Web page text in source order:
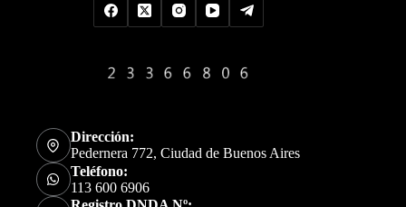
Dirección:
Pedernera 772, Ciudad de Buenos Aires
Teléfono:
113 600 6906